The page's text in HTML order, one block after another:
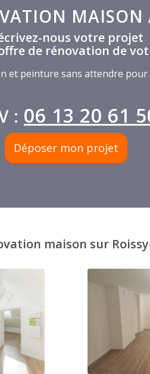
MAISON
nous votre projet
de rénovation de
et peinture sans attendre
: 06 13 20 61
Déposer mon projet
maison sur